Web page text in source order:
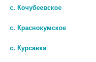
с. Кочубеевское
с. Краснокумское
с. Курсавка